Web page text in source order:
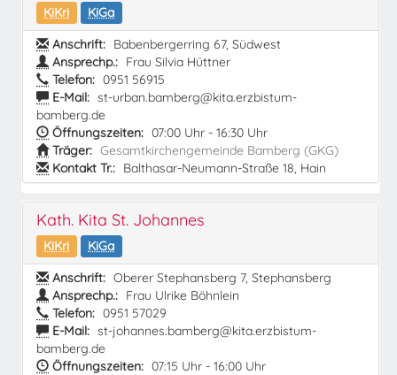
KiKri
KiGa
Anschrift: Babenbergerring 67, Südwest
Ansprechp.: Frau Silvia Hüttner
Telefon: 0951 56915
E-Mail: st-urban.bamberg@kita.erzbistum-
bamberg.de
Öffnungszeiten: 07:00 Uhr - 16:30 Uhr
Träger: Gesamtkirchengemeinde Bamberg (GKG)
Kontakt Tr.: Balthasar-Neumann-Straße 18, Hain
Kath. Kita St. Johannes
KiKri
KiGa
Anschrift: Oberer Stephansberg 7, Stephansberg
Ansprechp.: Frau Ulrike Böhnlein
Telefon: 0951 57029
E-Mail: st-johannes.bamberg@kita.erzbistum-
bamberg.de
Öffnungszeiten: 07:15 Uhr - 16:00 Uhr